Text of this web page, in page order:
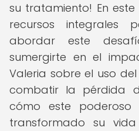
su tratamiento! En
recursos integrales
abordar este
sumergirte en el
Valeria sobre el uso
combatir la pérdida
cómo este
transformado su